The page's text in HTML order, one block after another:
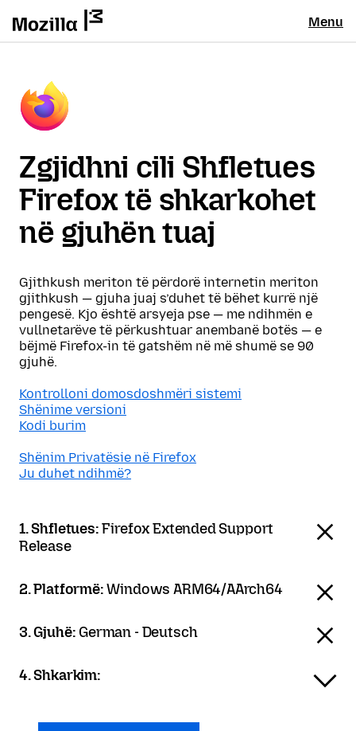
Menu
Zgjidhni cili Shfletues
Firefox të shkarkohet
në gjuhën tuaj
Gjithkush meriton të përdorë internetin meriton
gjithkush — gjuha juaj s’duhet të bëhet kurrë një
pengesë. Kjo është arsyeja pse — me ndihmën e
vullnetarëve të përkushtuar anembanë botës — e
bëjmë Firefox-in të gatshëm në më shumë se 90
gjuhë.
Kontrolloni domosdoshmëri sistemi
Shënime versioni
Kodi burim
Shënim Privatësie në Firefox
Ju duhet ndihmë?
1. Shfletues:Firefox Extended Support
Release
2. Platformë:Windows ARM64/AArch64
3. Gjuhë: German - Deutsch
4. Shkarkim: